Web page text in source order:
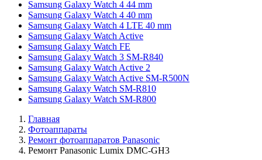
Samsung Galaxy Watch 4 44 mm
Samsung Galaxy Watch 4 40 mm
Samsung Galaxy Watch 4 LTE 40 mm
Samsung Galaxy Watch Active
Samsung Galaxy Watch FE
Samsung Galaxy Watch 3 SM-R840
Samsung Galaxy Watch Active 2
Samsung Galaxy Watch Active SM-R500N
Samsung Galaxy Watch SM-R810
Samsung Galaxy Watch SM-R800
Главная
Фотоаппараты
Ремонт фотоаппаратов Panasonic
Ремонт Panasonic Lumix DMC-GH3